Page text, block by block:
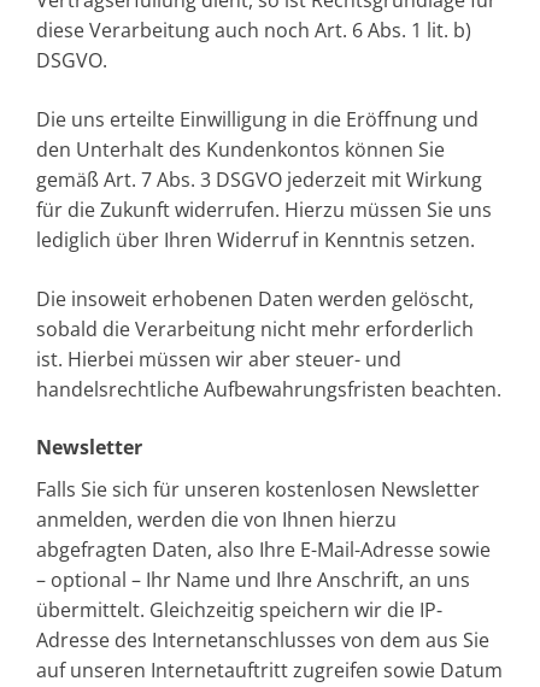
diese Verarbeitung auch noch Art. 6 Abs. 1 lit. b)
DSGVO.
Die uns erteilte Einwilligung in die Eröffnung und
den Unterhalt des Kundenkontos können Sie
gemäß Art. 7 Abs. 3 DSGVO jederzeit mit Wirkung
für die Zukunft widerrufen. Hierzu müssen Sie uns
lediglich über Ihren Widerruf in Kenntnis setzen.
Die insoweit erhobenen Daten werden gelöscht,
sobald die Verarbeitung nicht mehr erforderlich
ist. Hierbei müssen wir aber steuer- und
handelsrechtliche Aufbewahrungsfristen beachten.
Newsletter
Falls Sie sich für unseren kostenlosen Newsletter
anmelden, werden die von Ihnen hierzu
abgefragten Daten, also Ihre E-Mail-Adresse sowie
– optional – Ihr Name und Ihre Anschrift, an uns
übermittelt. Gleichzeitig speichern wir die IP-
Adresse des Internetanschlusses von dem aus Sie
auf unseren Internetauftritt zugreifen sowie Datum